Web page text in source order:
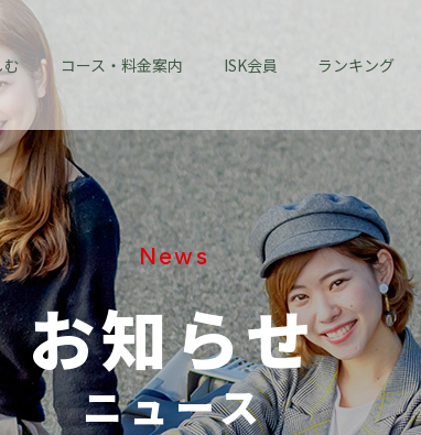
む コース・料金案内 ISK会員 ランキング
News
お知らせ
ニュース